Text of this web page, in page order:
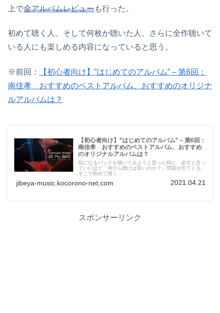
上で全アルバムレビューも行った。
初めて聴く人、そして何枚か聴いた人、さらに全作聴いて
いる人にも楽しめる内容になっていると思う。
※前回：
【初心者向け】”はじめてのアルバム” – 第6回：
南佳孝 おすすめのベストアルバム、おすすめのオリジナ
ルアルバムは？
【初心者向け】”はじめてのアルバム” – 第6回：
南佳孝 おすすめのベストアルバム、おすすめ
のオリジナルアルバムは？
気になるバンドを聴いてみようと思った時に、必ずと言っ
ていいほど「何から聴けば良いのか？」問題が出てくる。
そこで初めて聴く...
jibeya-music.kocorono-net.com 2021.04.21
スポンサーリンク